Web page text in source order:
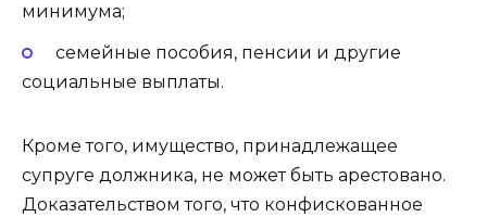
минимума;
семейные пособия, пенсии и другие
социальные выплаты.
Кроме того, имущество, принадлежащее
супруге должника, не может быть арестовано.
Доказательством того, что конфискованное